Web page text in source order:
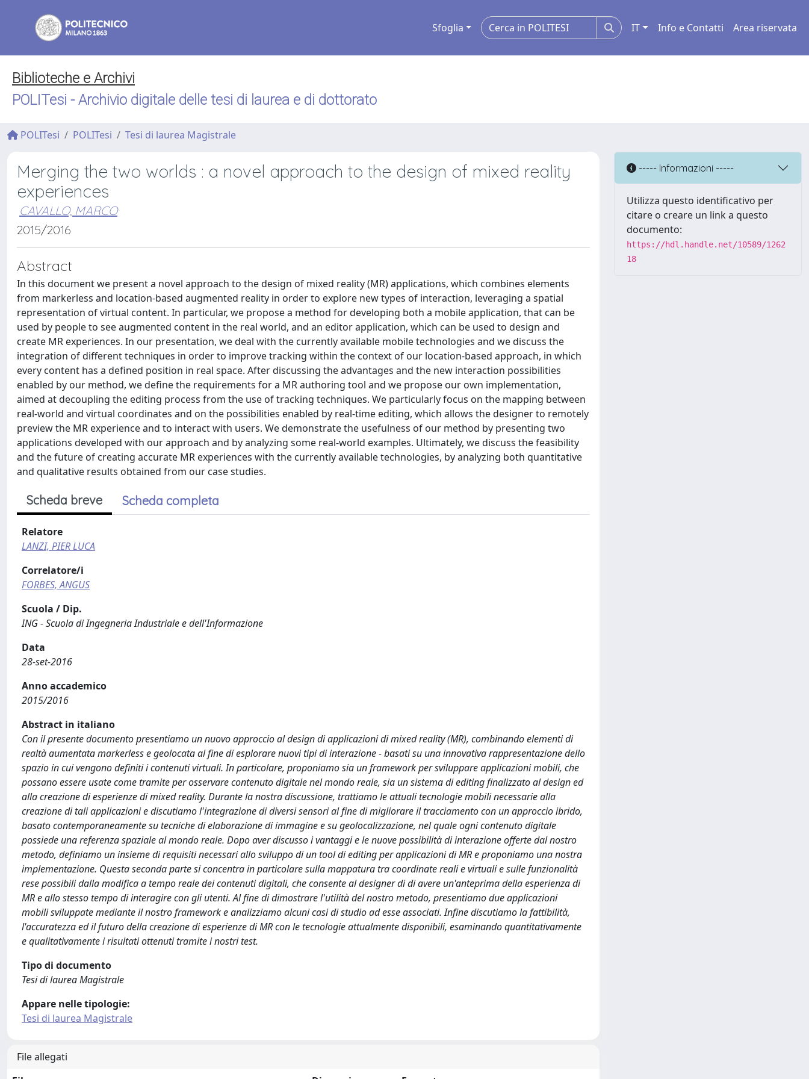
Sfoglia IT Info e Contatti Area riservata
Biblioteche e Archivi
POLITesi - Archivio digitale delle tesi di laurea e di dottorato
POLITesi POLITesi Tesi di laurea Magistrale
Merging the two worlds : a novel approach to the design of mixed reality
experiences
CAVALLO, MARCO
2015/2016
Abstract
In this document we present a novel approach to the design of mixed reality (MR) applications, which combines elements
from markerless and location-based augmented reality in order to explore new types of interaction, leveraging a spatial
representation of virtual content. In particular, we propose a method for developing both a mobile application, that can be
used by people to see augmented content in the real world, and an editor application, which can be used to design and
create MR experiences. In our presentation, we deal with the currently available mobile technologies and we discuss the
integration of different techniques in order to improve tracking within the context of our location-based approach, in which
every content has a defined position in real space. After discussing the advantages and the new interaction possibilities
enabled by our method, we define the requirements for a MR authoring tool and we propose our own implementation,
aimed at decoupling the editing process from the use of tracking techniques. We particularly focus on the mapping between
real-world and virtual coordinates and on the possibilities enabled by real-time editing, which allows the designer to remotely
preview the MR experience and to interact with users. We demonstrate the usefulness of our method by presenting two
applications developed with our approach and by analyzing some real-world examples. Ultimately, we discuss the feasibility
and the future of creating accurate MR experiences with the currently available technologies, by analyzing both quantitative
and qualitative results obtained from our case studies.
Scheda breve Scheda completa
Relatore
LANZI, PIER LUCA
Correlatore/i
FORBES, ANGUS
Scuola / Dip.
ING - Scuola di Ingegneria Industriale e dell'Informazione
Data
28-set-2016
Anno accademico
2015/2016
Abstract in italiano
Con il presente documento presentiamo un nuovo approccio al design di applicazioni di mixed reality (MR), combinando elementi di
realtà aumentata markerless e geolocata al fine di esplorare nuovi tipi di interazione - basati su una innovativa rappresentazione dello
spazio in cui vengono definiti i contenuti virtuali. In particolare, proponiamo sia un framework per sviluppare applicazioni mobili, che
possano essere usate come tramite per osservare contenuto digitale nel mondo reale, sia un sistema di editing finalizzato al design ed
alla creazione di esperienze di mixed reality. Durante la nostra discussione, trattiamo le attuali tecnologie mobili necessarie alla
creazione di tali applicazioni e discutiamo l'integrazione di diversi sensori al fine di migliorare il tracciamento con un approccio ibrido,
basato contemporaneamente su tecniche di elaborazione di immagine e su geolocalizzazione, nel quale ogni contenuto digitale
possiede una referenza spaziale al mondo reale. Dopo aver discusso i vantaggi e le nuove possibilità di interazione offerte dal nostro
metodo, definiamo un insieme di requisiti necessari allo sviluppo di un tool di editing per applicazioni di MR e proponiamo una nostra
implementazione. Questa seconda parte si concentra in particolare sulla mappatura tra coordinate reali e virtuali e sulle funzionalità
rese possibili dalla modifica a tempo reale dei contenuti digitali, che consente al designer di di avere un'anteprima della esperienza di
MR e allo stesso tempo di interagire con gli utenti. Al fine di dimostrare l'utilità del nostro metodo, presentiamo due applicazioni
mobili sviluppate mediante il nostro framework e analizziamo alcuni casi di studio ad esse associati. Infine discutiamo la fattibilità,
l'accuratezza ed il futuro della creazione di esperienze di MR con le tecnologie attualmente disponibili, esaminando quantitativamente
e qualitativamente i risultati ottenuti tramite i nostri test.
Tipo di documento
Tesi di laurea Magistrale
Appare nelle tipologie:
Tesi di laurea Magistrale
File allegati
----- Informazioni -----
Utilizza questo identificativo per
citare o creare un link a questo
documento:
https://hdl.handle.net/10589/1262
18